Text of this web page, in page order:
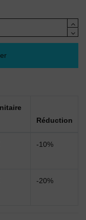
Réduction
-10%
-20%